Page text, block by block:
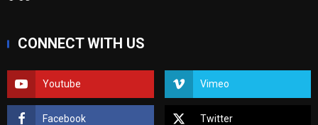
CONNECT WITH US
Youtube Vimeo
Facebook Twitter